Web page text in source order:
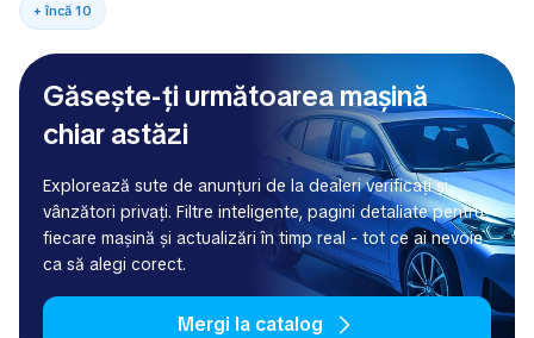
+ încă 10
Găsește-ți următoarea mașină
chiar astăzi
Explorează sute de anunțuri de la dealeri verificați și
vânzători privați. Filtre inteligente, pagini detaliate pentru
fiecare mașină și actualizări în timp real - tot ce ai nevoie
ca să alegi corect.
Mergi la catalog